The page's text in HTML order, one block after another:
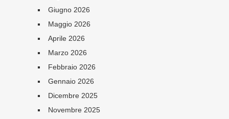
Giugno 2026
Maggio 2026
Aprile 2026
Marzo 2026
Febbraio 2026
Gennaio 2026
Dicembre 2025
Novembre 2025